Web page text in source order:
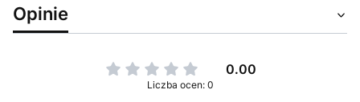
Opinie
0.00
Liczba ocen: 0